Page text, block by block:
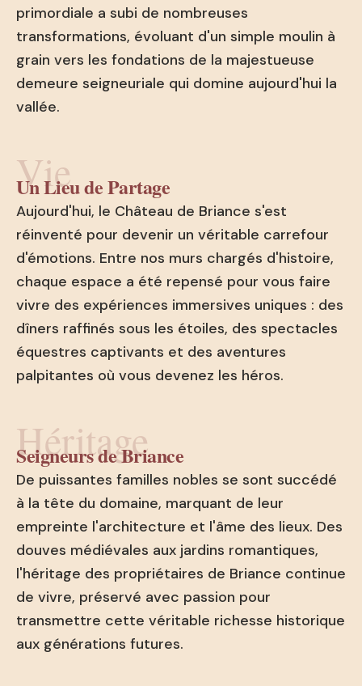
primordiale a subi de nombreuses
transformations, évoluant d'un simple moulin à
grain vers les fondations de la majestueuse
demeure seigneuriale qui domine aujourd'hui la
vallée.
Vie
Un Lieu de Partage
Aujourd'hui, le Château de Briance s'est
réinventé pour devenir un véritable carrefour
d'émotions. Entre nos murs chargés d'histoire,
chaque espace a été repensé pour vous faire
vivre des expériences immersives uniques : des
dîners raffinés sous les étoiles, des spectacles
équestres captivants et des aventures
palpitantes où vous devenez les héros.
Héritage
Seigneurs de Briance
De puissantes familles nobles se sont succédé
à la tête du domaine, marquant de leur
empreinte l'architecture et l'âme des lieux. Des
douves médiévales aux jardins romantiques,
l'héritage des propriétaires de Briance continue
de vivre, préservé avec passion pour
transmettre cette véritable richesse historique
aux générations futures.